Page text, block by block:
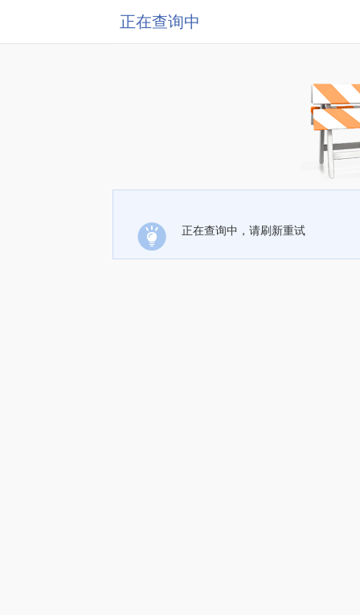
正在查询中
正在查询中，请刷新重试